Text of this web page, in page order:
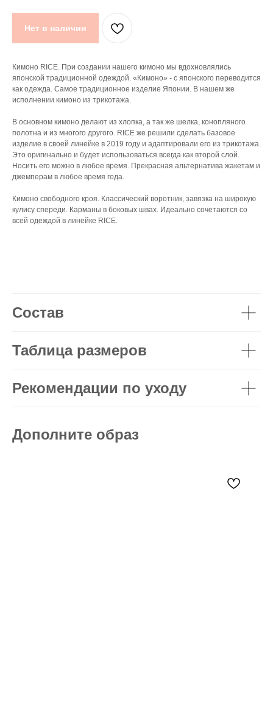
Нет в наличии
Кимоно RICE. При создании нашего кимоно мы вдохновлялись
японской традиционной одеждой. «Кимоно» - с японского переводится
как одежда. Самое традиционное изделие Японии. В нашем же
исполнении кимоно из трикотажа.
В основном кимоно делают из хлопка, а так же шелка, конопляного
полотна и из многого другого. RICE же решили сделать базовое
изделие в своей линейке в 2019 году и адаптировали его из трикотажа.
Это оригинально и будет использоваться всегда как второй слой.
Носить его можно в любое время. Прекрасная альтернатива жакетам и
джемперам в любое время года.
Кимоно свободного кроя. Классический воротник, завязка на широкую
кулису спереди. Карманы в боковых швах. Идеально сочетаются со
всей одеждой в линейке RICE.
Состав
Таблица размеров
Рекомендации по уходу
Дополните образ